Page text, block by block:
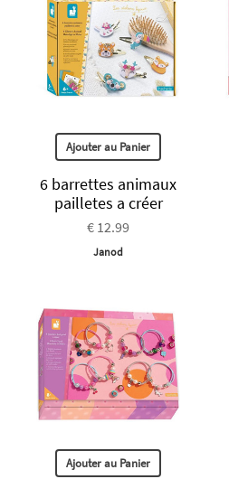
Ajouter au Panier
6 barrettes animaux
pailletes a créer
€ 12.99
Janod
Ajouter au Panier